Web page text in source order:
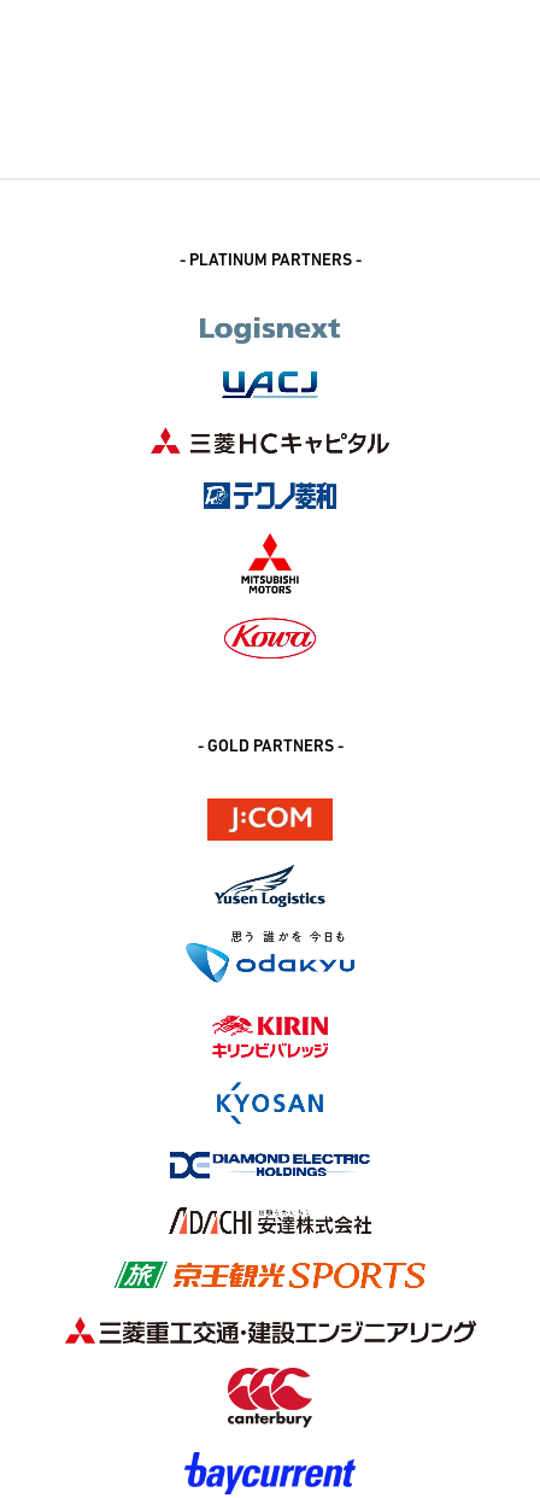
- PLATINUM PARTNERS -
- GOLD PARTNERS -